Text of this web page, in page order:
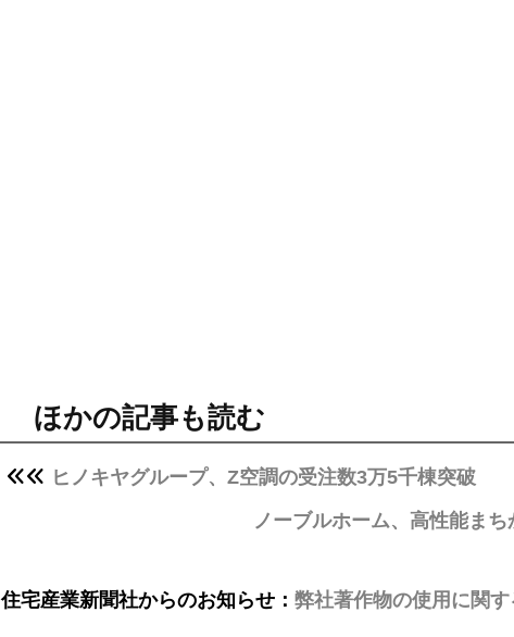
ほかの記事も読む
ヒノキヤグループ、Z空調の受注数3万5千棟突破
ノーブルホーム、高性能ま
住宅産業新聞社からのお知らせ： 弊社著作物の使用に関